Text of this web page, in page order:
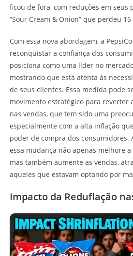
ficou de fora, com reduções em seus
“Sour Cream & Onion” que perdeu
Com essa nova abordagem, a
reconquistar a confiança dos
posiciona como uma líder no
mostrando que está atenta às
de seus clientes. Essa medida pode
movimento estratégico para reverter
nas vendas, que tem sido uma
especialmente com a alta inflação
poder de compra dos consumidores.
essa mudança não apenas melhore
mas também aumente as vendas,
aqueles que estavam optando por
Impacto da Reduflação